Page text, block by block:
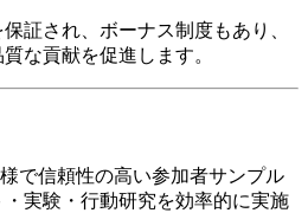
証され、ボーナス制度もあり、
な貢献を促進します。
で信頼性の高い参加者サンプル
実験・行動研究を効率的に実施